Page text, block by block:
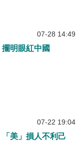
07-28 14:49
擺明眼紅中國
07-22 19:04
「美」損人不利己